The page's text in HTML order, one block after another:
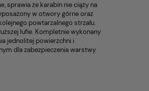
sprawia że karabin nie ciąży na
w otwory górne oraz
powtarzalnego strzału.
lufie. Kompletnie wykonany
jednolitej powierzchni i
dla zabezpieczenia warstwy